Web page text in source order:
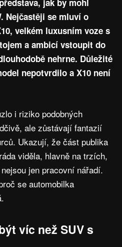
jak by mohl
Nejčastěji se mluví o
velkém luxusním voze s
a ambicí vstoupit do
nehrne. Důležité
nepotvrdilo a X10 není
i riziko podobných
ale zůstávají fantazií
Ukazují, že část publika
viděla, hlavně na trzích,
jen pracovní nářadí.
se automobilka
víc než SUV s